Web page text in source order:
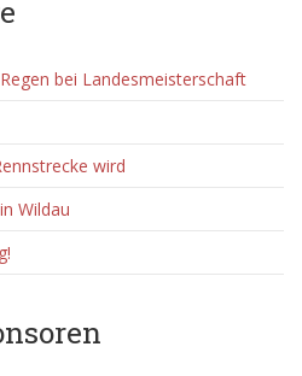
bei Landesmeisterschaft
wird
Wildau